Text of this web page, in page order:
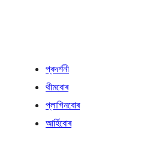
প্ৰদৰ্শনী
থীমবোৰ
প্লাগিনবোৰ
আৰ্হিবোৰ